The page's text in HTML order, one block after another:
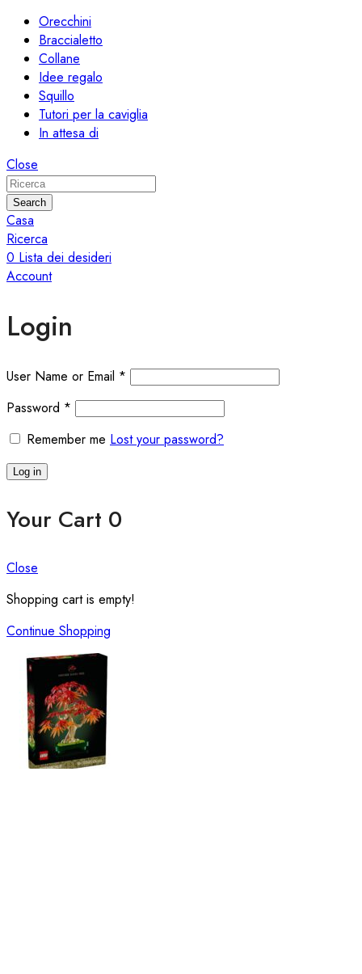
Orecchini
Braccialetto
Collane
Idee regalo
Squillo
Tutori per la caviglia
In attesa di
Close
Search
Casa
Ricerca
0 Lista dei desideri
Account
Login
User Name or Email *
Password *
Remember me Lost your password?
Log in
Your Cart 0
Close
Shopping cart is empty!
Continue Shopping